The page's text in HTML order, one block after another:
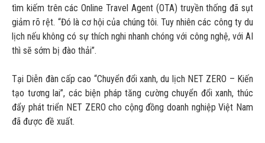
tìm kiếm trên các Online Travel Agent (OTA) truyền thống đã sụt
giảm rõ rệt. “Đó là cơ hội của chúng tôi. Tuy nhiên các công ty du
lịch nếu không có sự thích nghi nhanh chóng với công nghệ, với AI
thì sẽ sớm bị đào thải”.
Tại Diễn đàn cấp cao “Chuyển đổi xanh, du lịch NET ZERO – Kiến
tạo tương lai”, các biện pháp tăng cường chuyển đổi xanh, thúc
đẩy phát triển NET ZERO cho cộng đồng doanh nghiệp Việt Nam
đã được đề xuất.